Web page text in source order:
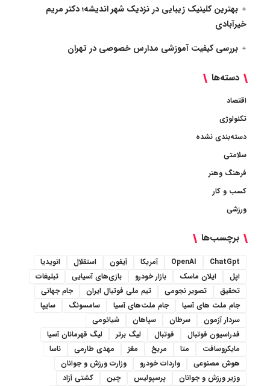
بهترین کلینیک زیبایی در نزدیک شهر اندیشه؛ دکتر مریم
خیرآبادی
بررسی کیفیت آموزشی مدارس خصوصی در تهران
دسته‌ها
اقتصاد
تکنولوژی
دسته‌بندی نشده
سلامتی
فرهنگ وهنر
کسب و کار
ورزشی
برچسب‌ها
ChatGpt
OpenAI آمریکا آیفون استقلال
انویدیا
اپل
ایلان ماسک بازار خودرو بازی‌های آسیایی
تبلیغات
تحقیق
تصویر نجومی تیم ملی فوتبال ایران
جام جهانی
جام ملت های آسیا
جام ملت‌های آسیا سامسونگ
سایپا
سردار آزمون
سرطان سپاهان
شیائومی
فدراسیون فوتبال
فوتبال لیگ برتر
لیگ قهرمانان آسیا
مایکروسافت
متا مریخ مغز مهدی طارمی
ناسا
هوش مصنوعی
واردات خودرو
وزارت ورزش و جوانان
وزیر ورزش و جوانان
پرسپولیس چین
کشتی آزاد